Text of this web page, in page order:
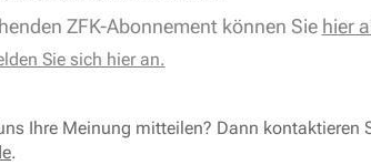
ZFK-Abonnement können Sie hier
Sie sich hier an.
Ihre Meinung mitteilen? Dann kontaktieren
.